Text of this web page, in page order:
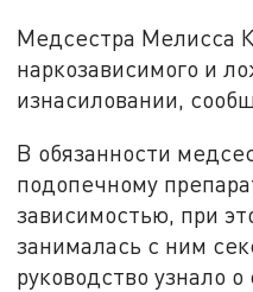
Медсестра Мелисса
наркозависимого и
изнасиловании,
В обязанности
подопечному
зависимостью, при
занималась с ним
руководство узнало